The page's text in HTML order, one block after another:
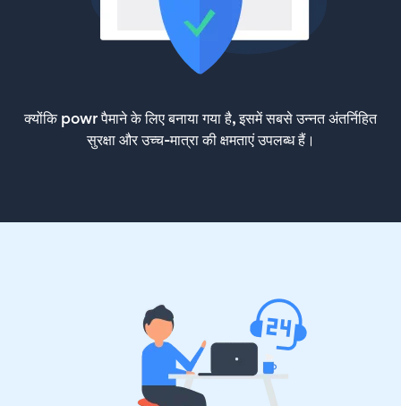
क्योंकि powr पैमाने के लिए बनाया गया है, इसमें सबसे उन्नत अंतर्निहित
सुरक्षा और उच्च-मात्रा की क्षमताएं उपलब्ध हैं।